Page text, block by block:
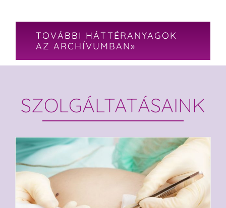
TOVÁBBI HÁTTÉRANYAGOK
AZ ARCHÍVUMBAN»
SZOLGÁLTATÁSAINK